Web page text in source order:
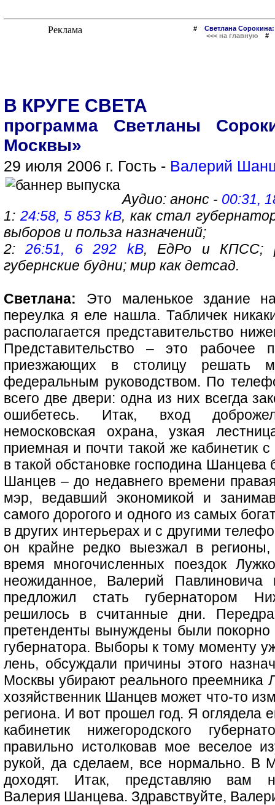
# Светлана
<<< на главную
В КРУГЕ СВЕТА
программа Светланы
Москвы»
29 июля 2006 г. Гость - Валерий
Аудио: анонс - 00:31,
1: 24:58, 5 853 kB, как стал
выборов и польза назначений;
2:26:51, 6 292 kB, ЕдРо и КПСС;
губернские будни; мир как детсад.
Светлана: Это маленькое здание на
переулка я еле нашла. Табличек
располагается представительство
Представительство – это рабочее
приезжающих в столицу решать
федеральным руководством. По
всего две двери: одна из них всегда
ошибетесь. Итак, вход
немосковская охрана, узкая
приемная и почти такой же кабинетик
в такой обстановке господина
Шанцев – до недавнего времени
мэр, ведавший экономикой и
самого дорогого и одного из самых
в других интерьерах и с другими
он крайне редко выезжал в регионы,
время многочисленных поездок
неожиданное, Валерий
предложил стать губернатором
решилось в считанные дни.
претенденты вынуждены были
губернатора. Выборы к тому моменту
лень, обсуждали причины этого
Москвы убирают реального преемника
хозяйственник Шанцев может что-то
региона. И вот прошел год. Я оглядела
кабинетик нижегородского
правильно истолковав мое веселое
рукой, да сделаем, все нормально. В
доходят. Итак, представляю вам
Валерия Шанцева. Здравствуйте,